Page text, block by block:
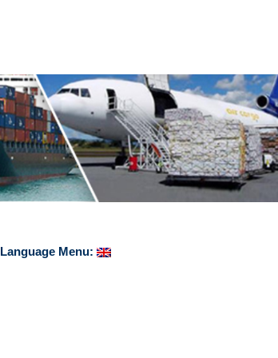
Language Menu: